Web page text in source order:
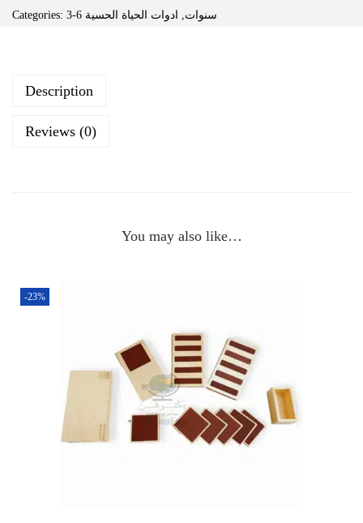
Categories:
3-6 سنوات, ادوات الحياة الحسية
Description
Reviews (0)
You may also like…
-23%